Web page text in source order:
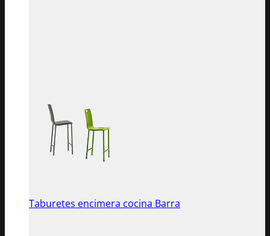
Taburetes encimera cocina Barra